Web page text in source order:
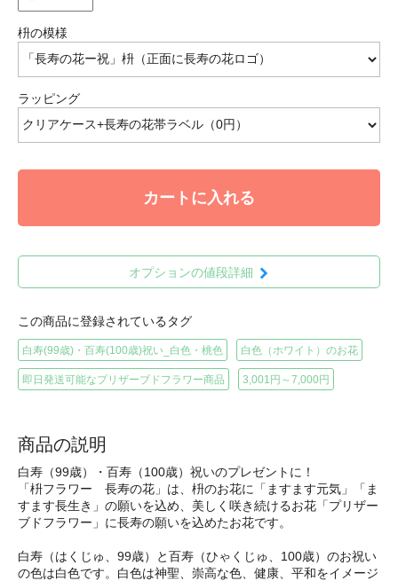
枡の模様
ラッピング
カートに入れる
オプションの値段詳細
この商品に登録されているタグ
白寿(99歳)・百寿(100歳)祝い_白色・桃色 白色（ホワイト）のお花
即日発送可能なプリザーブドフラワー商品 3,001円～7,000円
商品の説明
白寿（99歳）・百寿（100歳）祝いのプレゼントに！
「枡フラワー 長寿の花」は、枡のお花に「ますます元気」「ま
すます長生き」の願いを込め、美しく咲き続けるお花「プリザー
ブドフラワー」に長寿の願いを込めたお花です。
白寿（はくじゅ、99歳）と百寿（ひゃくじゅ、100歳）のお祝い
の色は白色です。白色は神聖、崇高な色、健康、平和をイメージ